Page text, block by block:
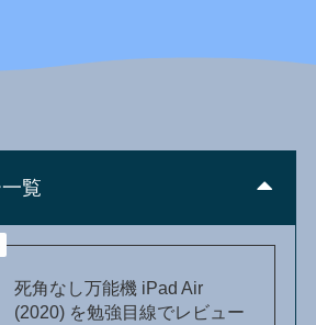
覧
死角なし万能機 iPad Air
(2020) を勉強目線でレビュー